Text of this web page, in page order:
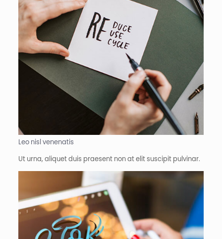
Leo nisl venenatis
Ut urna, aliquet duis praesent non at elit suscipit pulvinar.